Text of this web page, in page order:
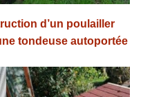
d’un poulailler
tondeuse autoportée